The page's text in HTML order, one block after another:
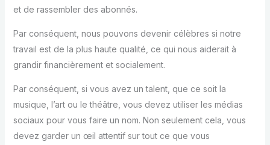
et de rassembler des abonnés.
Par conséquent, nous pouvons devenir célèbres si notre
travail est de la plus haute qualité, ce qui nous aiderait à
grandir financièrement et socialement.
Par conséquent, si vous avez un talent, que ce soit la
musique, l’art ou le théâtre, vous devez utiliser les médias
sociaux pour vous faire un nom. Non seulement cela, vous
devez garder un œil attentif sur tout ce que vous